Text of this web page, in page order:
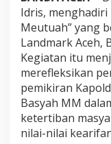
n
B
u
k
u
‘
P
o
d
a
Idris, menghadiri
Meutuah” yang
Landmark Aceh,
Kegiatan itu
merefleksikan
pemikiran
Basyah MM
ketertiban
nilai-nilai